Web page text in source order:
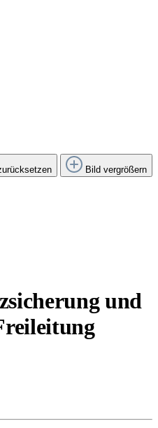
Bild vergrößern
und